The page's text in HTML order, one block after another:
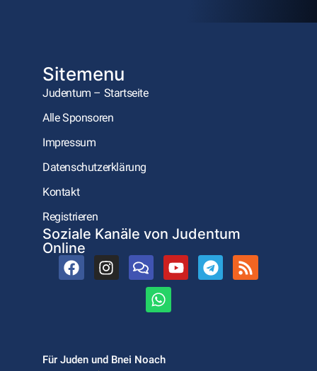
Sitemenu
Judentum – Startseite
Alle Sponsoren
Impressum
Datenschutzerklärung
Kontakt
Registrieren
Soziale Kanäle von Judentum
Online
Für Juden und Bnei Noach